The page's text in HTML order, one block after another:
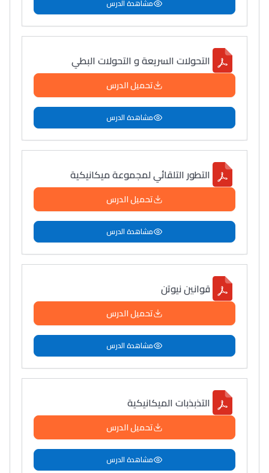
مشاهدة الدرس
التحولات السريعة و التحولات البطي
تحميل الدرس
مشاهدة الدرس
التطور التلقائي لمجموعة ميكانيكية
تحميل الدرس
مشاهدة الدرس
قوانين نيوتن
تحميل الدرس
مشاهدة الدرس
التذبذبات الميكانيكية
تحميل الدرس
مشاهدة الدرس